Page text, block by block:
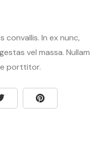
convallis. In ex nunc,
vel massa. Nullam
porttitor.